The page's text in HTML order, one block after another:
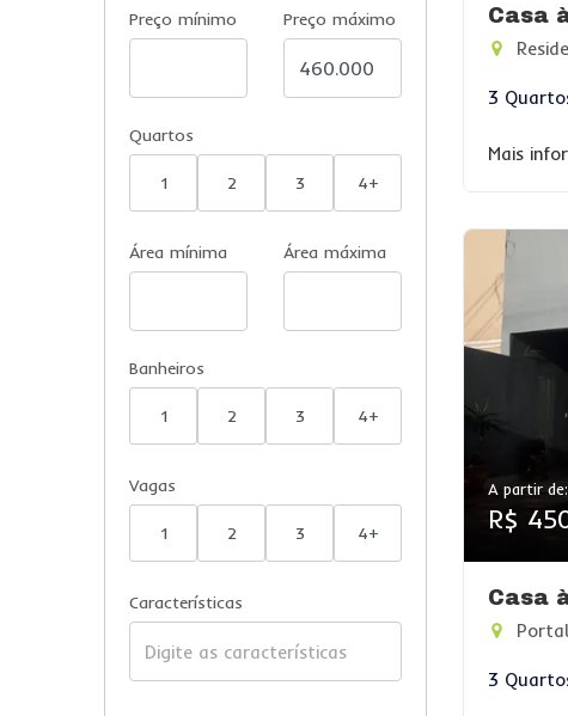
Preço mínimo Preço máximo
Quartos
1 2 3 4+
Área mínima Área máxima
Banheiros
1 2 3 4+
Vagas
1 2 3 4+
Características
Casa
3
Mais
A partir de:
R$
Casa
3